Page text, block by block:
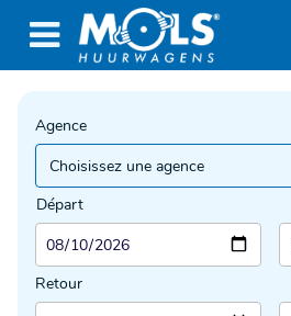

Agence
Départ
Retour